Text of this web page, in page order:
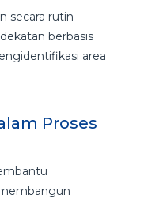
secara rutin
berbasis
area
Proses